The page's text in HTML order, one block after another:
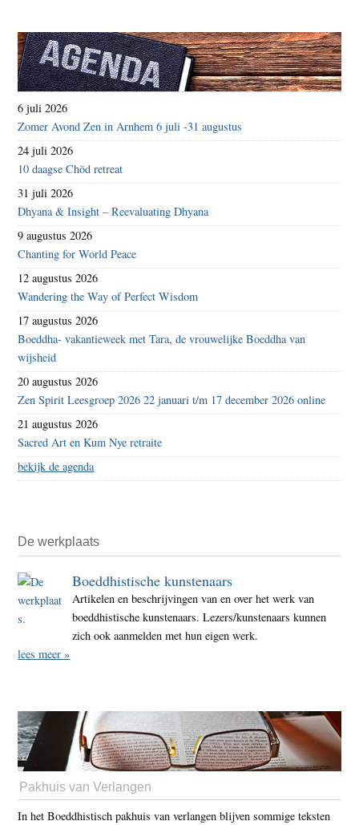
6 juli 2026
Zomer Avond Zen in Arnhem 6 juli -31 augustus
24 juli 2026
10 daagse Chöd retreat
31 juli 2026
Dhyana & Insight – Reevaluating Dhyana
9 augustus 2026
Chanting for World Peace
12 augustus 2026
Wandering the Way of Perfect Wisdom
17 augustus 2026
Boeddha- vakantieweek met Tara, de vrouwelijke Boeddha van
wijsheid
20 augustus 2026
Zen Spirit Leesgroep 2026 22 januari t/m 17 december 2026 online
21 augustus 2026
Sacred Art en Kum Nye retraite
bekijk de agenda
De werkplaats
Boeddhistische kunstenaars
Artikelen en beschrijvingen van en over het werk van
boeddhistische kunstenaars. Lezers/kunstenaars kunnen
zich ook aanmelden met hun eigen werk.
lees meer »
Pakhuis van Verlangen
In het Boeddhistisch pakhuis van verlangen blijven sommige teksten